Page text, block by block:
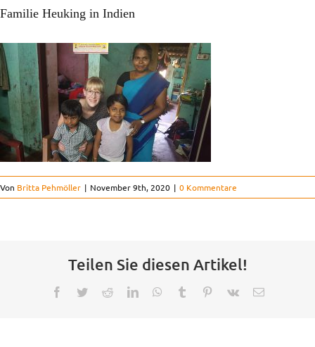
Ausbildung & Studium
Kinderorthopädie
Der Verein
Kontakt
FAQ
Familie Heuking in Indien
Von Britta Pehmöller | November 9th, 2020 | 0 Kommentare
Teilen Sie diesen Artikel!
Facebook
TwitterRedditLinkedInWhatsApp
Tumblr Pinterest
Vk
E-